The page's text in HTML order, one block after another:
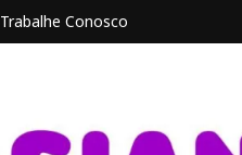
Trabalhe Conosco